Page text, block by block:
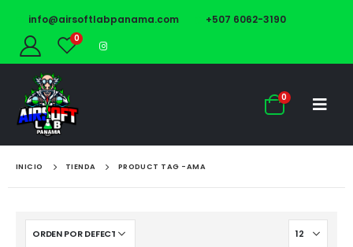
info@airsoftlabpanama.com +507 6062-3190
0
0
INICIO TIENDA PRODUCT TAG -AMA